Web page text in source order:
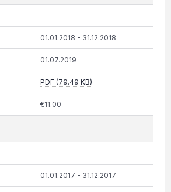
01.01.2018 - 31.12.2018
01.07.2019
PDF (79.49 KB)
€11.00
01.01.2017 - 31.12.2017